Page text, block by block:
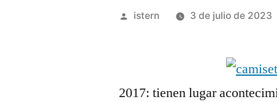
Publicado
istern 3 de julio de 2023
2017: tienen lugar